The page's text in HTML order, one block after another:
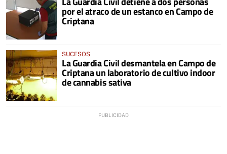
por el atraco de un estanco en Campo de
Criptana
SUCESOS
La Guardia Civil desmantela en Campo de
Criptana un laboratorio de cultivo indoor
de cannabis sativa